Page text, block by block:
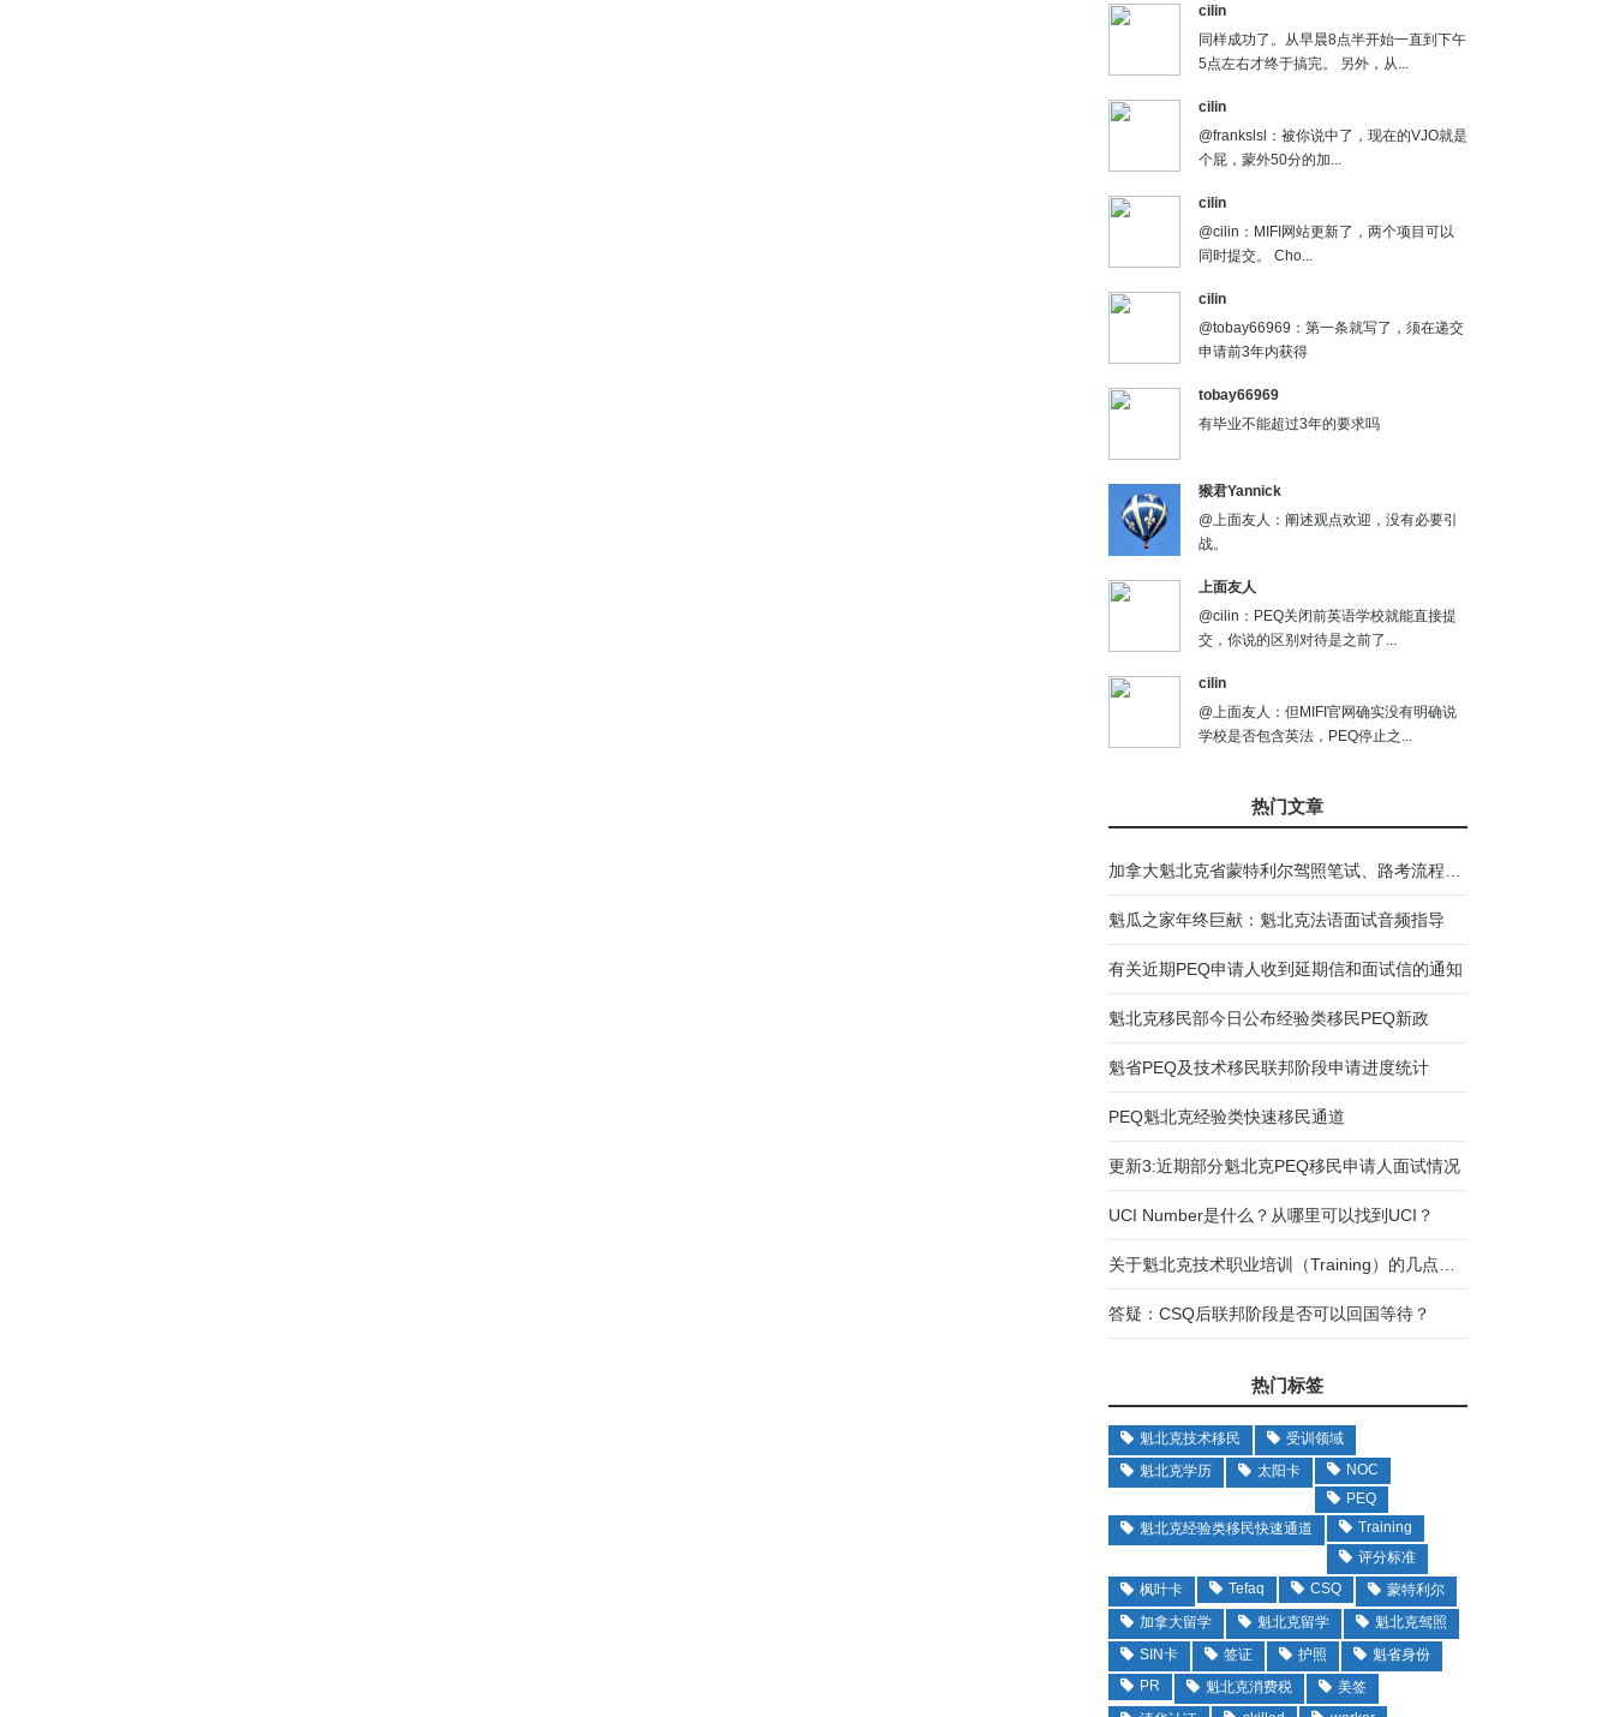
cilin
同样成功了。从早晨8点半开始一直到下午
5点左右才终于搞完。 另外，从...
cilin
@frankslsl：被你说中了，现在的VJO就是
个屁，蒙外50分的加...
cilin
@cilin：MIFI网站更新了，两个项目可以
同时提交。 Cho...
cilin
@tobay66969：第一条就写了，须在递交
申请前3年内获得
tobay66969
有毕业不能超过3年的要求吗
猴君Yannick
@上面友人：阐述观点欢迎，没有必要引
战。
上面友人
@cilin：PEQ关闭前英语学校就能直接提
交，你说的区别对待是之前了...
cilin
@上面友人：但MIFI官网确实没有明确说
学校是否包含英法，PEQ停止之...
热门文章
魁瓜之家年终巨献：魁北克法语面试音频指导
有关近期PEQ申请人收到延期信和面试信的通知
魁北克移民部今日公布经验类移民PEQ新政
魁省PEQ及技术移民联邦阶段申请进度统计
PEQ魁北克经验类快速移民通道
更新3:近期部分魁北克PEQ移民申请人面试情况
UCI Number是什么？从哪里可以找到UCI？
答疑：CSQ后联邦阶段是否可以回国等待？
热门标签
魁北克技术移民
受训领域
魁北克学历
太阳卡
NOC
PEQ
魁北克经验类移民快速通道
Training
评分标准
枫叶卡
Tefaq CSQ
蒙特利尔
加拿大留学
魁北克留学
魁北克驾照
SIN卡
签证 护照
魁省身份
PR
魁北克消费税
美签